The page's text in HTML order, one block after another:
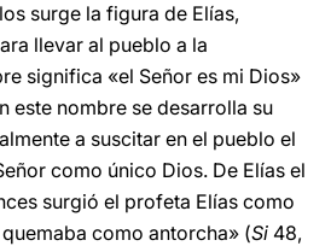
surge la figura de Elías,
llevar al pueblo a la
significa «el Señor es mi Dios»
este nombre se desarrolla su
a suscitar en el pueblo el
como único Dios. De Elías el
surgió el profeta Elías como
como antorcha» (Si 48,